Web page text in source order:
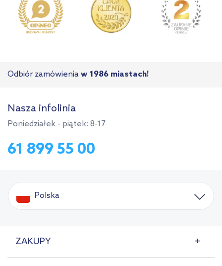
Odbiór zamówienia w 1986 miastach!
Nasza infolinia
Poniedziałek - piątek: 8-17
61 899 55 00
Polska
ZAKUPY